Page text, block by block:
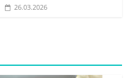
26.03.2026